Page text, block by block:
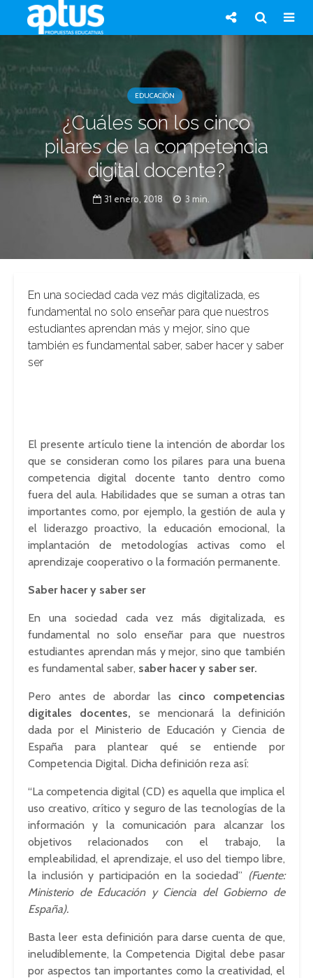
EDUCACIÓN
¿Cuáles son los cinco
pilares de la competencia
digital docente?
31 enero, 2018 3 min.
En una sociedad cada vez más digitalizada, es
fundamental no solo enseñar para que nuestros
estudiantes aprendan más y mejor, sino que
también es fundamental saber, saber hacer y saber
ser
El presente artículo tiene la intención de abordar los
que se consideran como los pilares para una buena
competencia digital docente tanto dentro como
fuera del aula. Habilidades que se suman a otras tan
importantes como, por ejemplo, la gestión de aula y
el liderazgo proactivo, la educación emocional, la
implantación de metodologías activas como el
aprendizaje cooperativo o la formación permanente.
Saber hacer y saber ser
En una sociedad cada vez más digitalizada, es
fundamental no solo enseñar para que nuestros
estudiantes aprendan más y mejor, sino que también
es fundamental saber, saber hacer y saber ser.
Pero antes de abordar las cinco competencias
digitales docentes, se mencionará la definición
dada por el Ministerio de Educación y Ciencia de
España para plantear qué se entiende por
Competencia Digital. Dicha definición reza así:
“La competencia digital (CD) es aquella que implica el
uso creativo, crítico y seguro de las tecnologías de la
información y la comunicación para alcanzar los
objetivos relacionados con el trabajo, la
empleabilidad, el aprendizaje, el uso del tiempo libre,
la inclusión y participación en la sociedad” (Fuente:
Ministerio de Educación y Ciencia del Gobierno de
España).
Basta leer esta definición para darse cuenta de que,
ineludiblemente, la Competencia Digital debe pasar
por aspectos tan importantes como la creatividad, el